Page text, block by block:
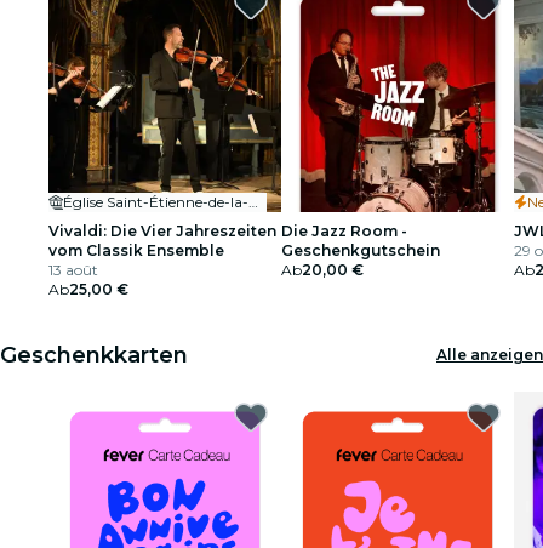
Église Saint-Étienne-de-la-Cité de Périgueux
Vivaldi: Die Vier Jahreszeiten
vom Classik Ensemble
13 août
Ab25,00 €
Die Jazz Room -
Geschenkgutschein
Ab20,00 €
29
Ab
Geschenkkarten Alle anzeigen